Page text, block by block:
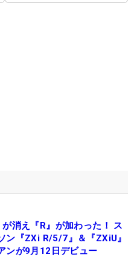
が消え『R』が加わった！ ス
ン『ZXi R/5/7』＆『ZXiU』
ンが9月12日デビュー